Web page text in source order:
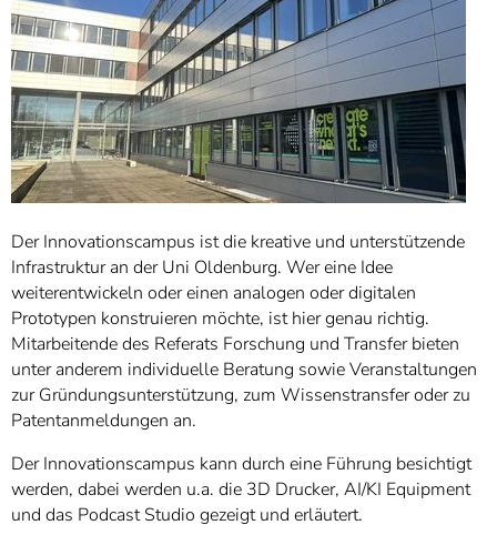
7]
Informationen zur
Barrierefreiheit
Der Innovationscampus ist die kreative und unterstützende
Infrastruktur an der Uni Oldenburg. Wer eine Idee
weiterentwickeln oder einen analogen oder digitalen
Prototypen konstruieren möchte, ist hier genau richtig.
Mitarbeitende des Referats Forschung und Transfer bieten
unter anderem individuelle Beratung sowie Veranstaltungen
zur Gründungsunterstützung, zum Wissenstransfer oder zu
Patentanmeldungen an.
Der Innovationscampus kann durch eine Führung besichtigt
werden, dabei werden u.a. die 3D Drucker, AI/KI Equipment
und das Podcast Studio gezeigt und erläutert.